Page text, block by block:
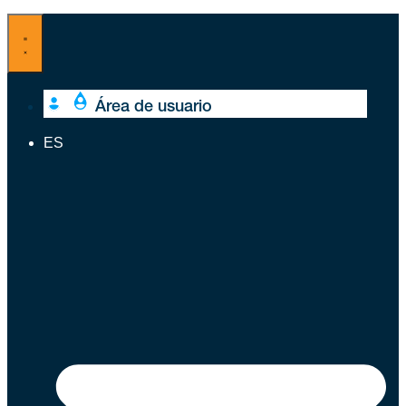
Ir
contenido
Área de usuario
ES